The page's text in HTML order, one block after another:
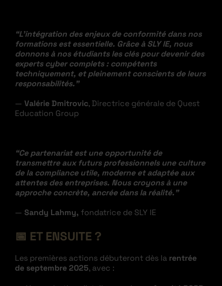
“L’intégration des enjeux de conformité dans nos
formations est essentielle. Grâce à SLY IE, nous
donnons à nos étudiants les clés pour devenir des
experts cyber complets : compétents
techniquement, et pleinement conscients de leurs
responsabilités.”
— Valérie Dmitrovic, Directrice générale de Quest
Education Group
“Ce partenariat est une opportunité de
transmettre aux futurs professionnels une culture
de la compliance utile, moderne et adaptée aux
attentes des entreprises. Nous croyons à une
approche concrète, ancrée dans la réalité.”
— Sandy Lahmy, fondatrice de SLY IE
📅 ET ENSUITE ?
Les premières actions débuteront dès la rentrée
de septembre 2025, avec :